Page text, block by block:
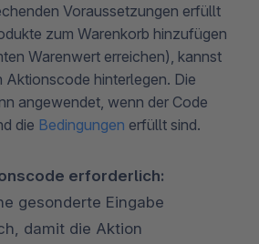
Voraussetzungen erfüllt
zum Warenkorb hinzufügen
Warenwert erreichen), kannst
Aktionscode hinterlegen. Die
angewendet, wenn der Code
die Bedingungen erfüllt sind.
erforderlich:
gesonderte Eingabe
damit die Aktion